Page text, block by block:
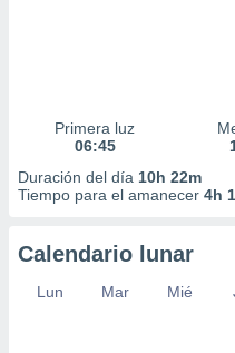
Primera luz
06:45
Duración del día 10h 22m
Tiempo para el amanecer 4h
Calendario lunar
Lun Mar Mié